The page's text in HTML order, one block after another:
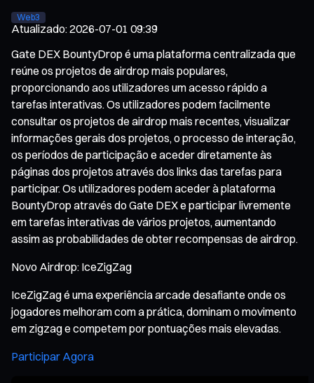
Web3
Atualizado:2026-07-01 09:39
Gate DEX BountyDrop é uma plataforma centralizada que
reúne os projetos de airdrop mais populares,
proporcionando aos utilizadores um acesso rápido a
tarefas interativas. Os utilizadores podem facilmente
consultar os projetos de airdrop mais recentes, visualizar
informações gerais dos projetos, o processo de interação,
os períodos de participação e aceder diretamente às
páginas dos projetos através dos links das tarefas para
participar. Os utilizadores podem aceder à plataforma
BountyDrop através do Gate DEX e participar livremente
em tarefas interativas de vários projetos, aumentando
assim as probabilidades de obter recompensas de airdrop.
Novo Airdrop: IceZigZag
IceZigZag é uma experiência arcade desafiante onde os
jogadores melhoram com a prática, dominam o movimento
em zigzag e competem por pontuações mais elevadas.
Participar Agora